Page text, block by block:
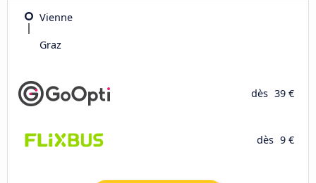
Vienne
Graz
dès 39 €
dès 9 €